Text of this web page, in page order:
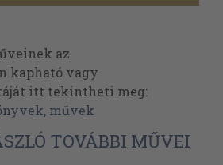
az
kapható vagy
itt tekintheti meg:
művek
TOVÁBBI MŰVEI